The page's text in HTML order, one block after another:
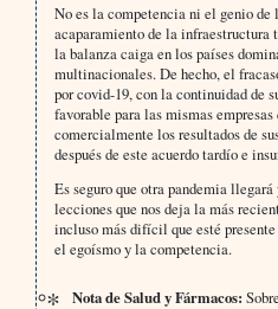
No es la competencia ni el genio de
acaparamiento de la infraestructura
la balanza caiga en los países
multinacionales. De hecho, el
por covid-19, con la continuidad de
favorable para las mismas
comercialmente los resultados de
después de este acuerdo tardío e
Es seguro que otra pandemia
lecciones que nos deja la más
incluso más difícil que esté
el egoísmo y la competencia.
Nota de Salud y Fármacos: